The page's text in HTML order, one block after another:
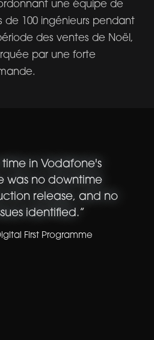
une équipe de
de 100 ingénieurs pendant
des ventes de Noël,
par une forte
time in Vodafone's
was no downtime
release, and no
identified.”
First Programme